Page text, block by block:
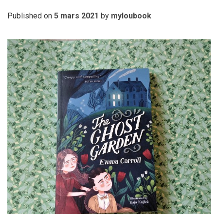
Published on 5 mars 2021 by myloubook